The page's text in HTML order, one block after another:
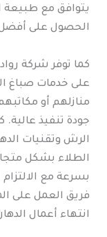
يتوافق مع طبيعة
الحصول على أفضل
كما توفر شركة
على خدمات صباغ
منازلهم أو
جودة تنفيذ
الرش وتقنيات
الطلاء بشكل
بسرعة مع
فريق العمل على
انتهاء أعمال